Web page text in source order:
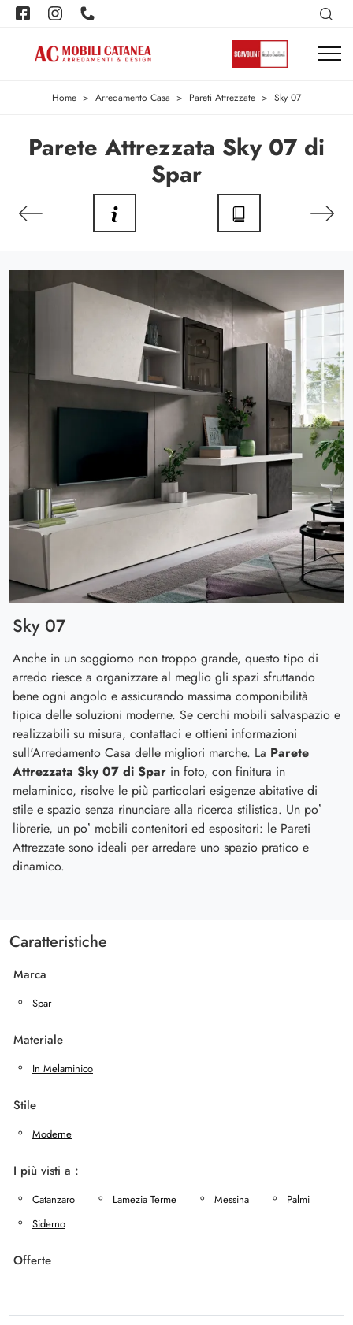
Home > Arredamento Casa > Pareti Attrezzate > Sky 07
Parete Attrezzata Sky 07 di
Spar
Sky 07
Anche in un soggiorno non troppo grande, questo tipo di
arredo riesce a organizzare al meglio gli spazi sfruttando
bene ogni angolo e assicurando massima componibilità
tipica delle soluzioni moderne. Se cerchi mobili salvaspazio e
realizzabili su misura, contattaci e ottieni informazioni
sull'Arredamento Casa delle migliori marche. La Parete
Attrezzata Sky 07 di Spar in foto, con finitura in
melaminico, risolve le più particolari esigenze abitative di
stile e spazio senza rinunciare alla ricerca stilistica. Un po’
librerie, un po’ mobili contenitori ed espositori: le Pareti
Attrezzate sono ideali per arredare uno spazio pratico e
dinamico.
Caratteristiche
Marca
Spar
Materiale
In Melaminico
Stile
Moderne
I più visti a :
Catanzaro Lamezia Terme Messina
Palmi
Siderno
Offerte